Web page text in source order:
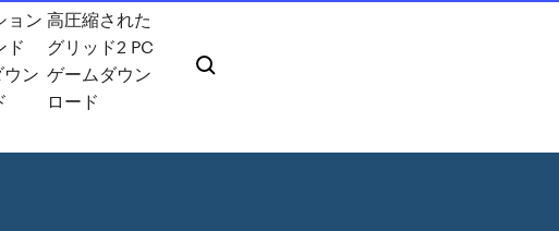
ョン
ド
ウン
高圧縮された
グリッド2 PC
ゲームダウン
ロード